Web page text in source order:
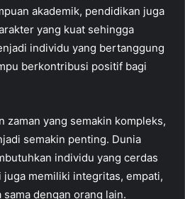
akademik, pendidikan juga
yang kuat sehingga
individu yang bertanggung
berkontribusi positif bagi
zaman yang semakin kompleks,
semakin penting. Dunia
individu yang cerdas
memiliki integritas, empati,
dengan orang lain.